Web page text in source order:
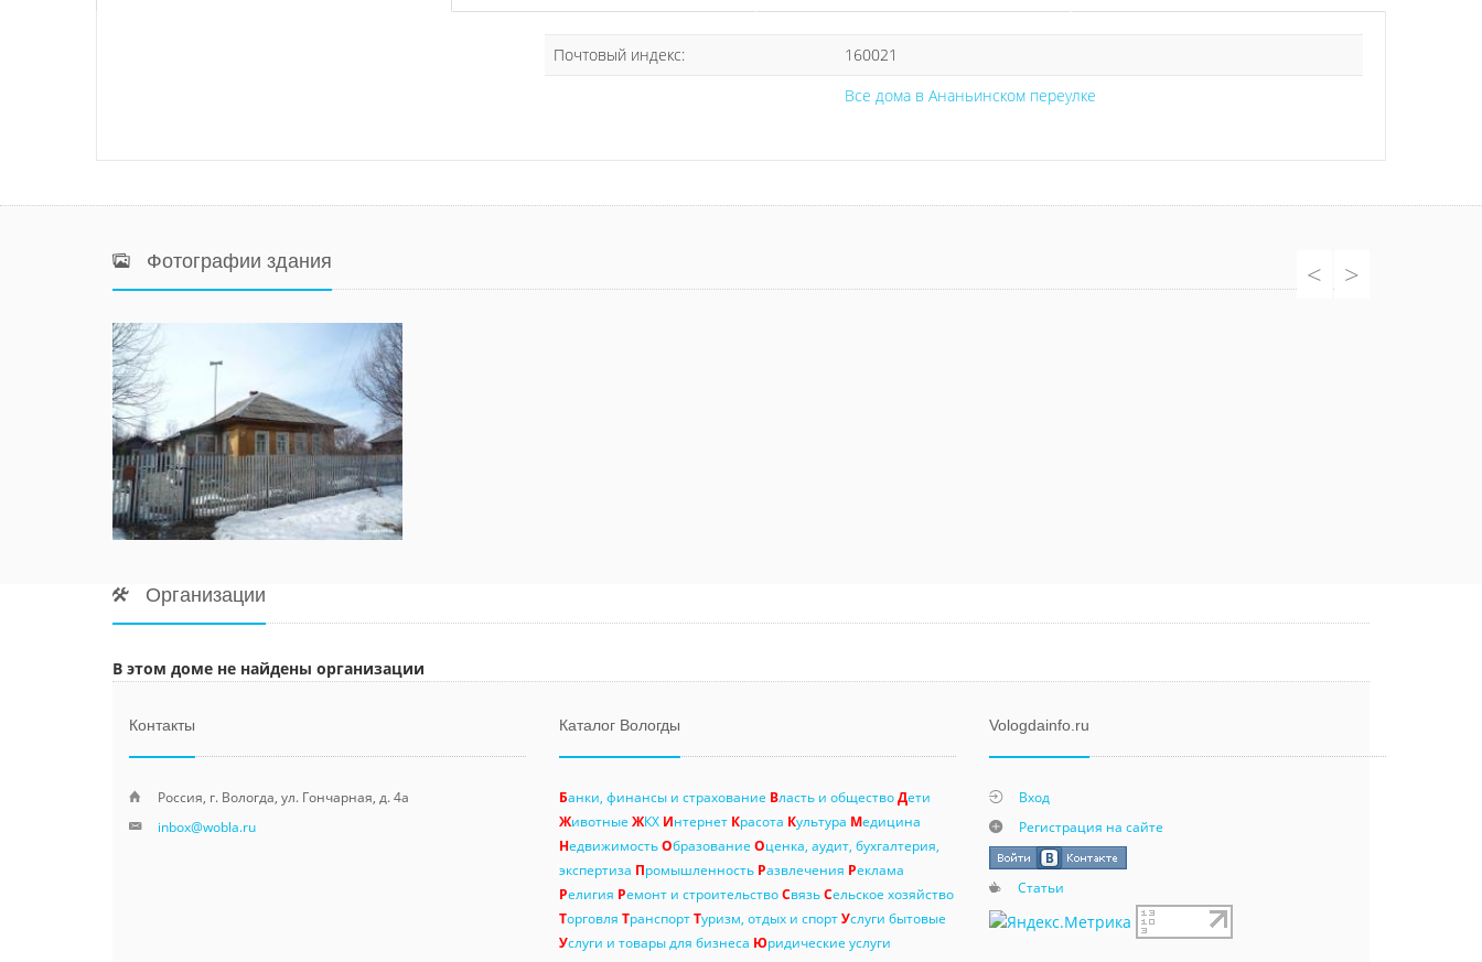
Почтовый индекс:
160021
Все дома в Ананьинском переулке
Фотографии здания < >
Организации
В этом доме не найдены организации
Контакты
Россия, г. Вологда, ул. Гончарная, д. 4а
inbox@wobla.ru
Каталог Вологды
Банки, финансы и страхование Власть и обществоДети
Животные ЖКХ Интернет Красота Культура Медицина
НедвижимостьОбразование Оценка, аудит, бухгалтерия,
экспертиза Промышленность Развлечения Реклама
Религия Ремонт и строительствоСвязьСельское хозяйство
Торговля ТранспортТуризм, отдых и спортУслуги бытовые
Услуги и товары для бизнеса Юридические услуги
Vologdainfo.ru
Вход
Регистрация на сайте
Статьи